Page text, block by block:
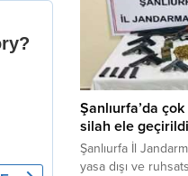
İnsaniyet ve
hürriyet, adalet ve
yoğun katılıma
Merkezi –
Sanat...
Şanlıurfa’da
silah ele geçirildi
Şanlıurfa İl
yasa dışı ve